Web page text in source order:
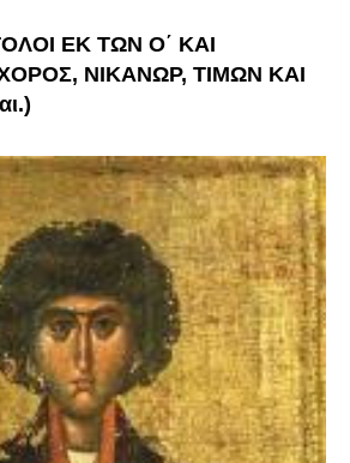
ΕΚ ΤΩΝ Ο΄ ΚΑΙ
ΝΙΚΑΝΩΡ, ΤΙΜΩΝ ΚΑΙ